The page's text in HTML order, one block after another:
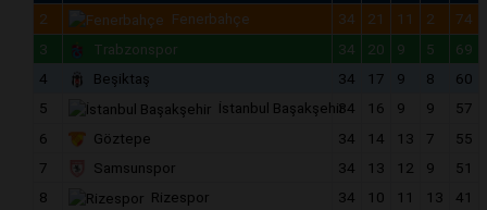
2
Fenerbahçe 34 21 11 2
74
3
Trabzonspor 34 20 9 5
69
4
Beşiktaş 34 17 9 8
60
5
İstanbul Başakşehir34 16 9 9
57
6
Göztepe 34 14 13 7
55
7
Samsunspor 34 13 12 9
51
8
Rizespor 34 10 11 13
41